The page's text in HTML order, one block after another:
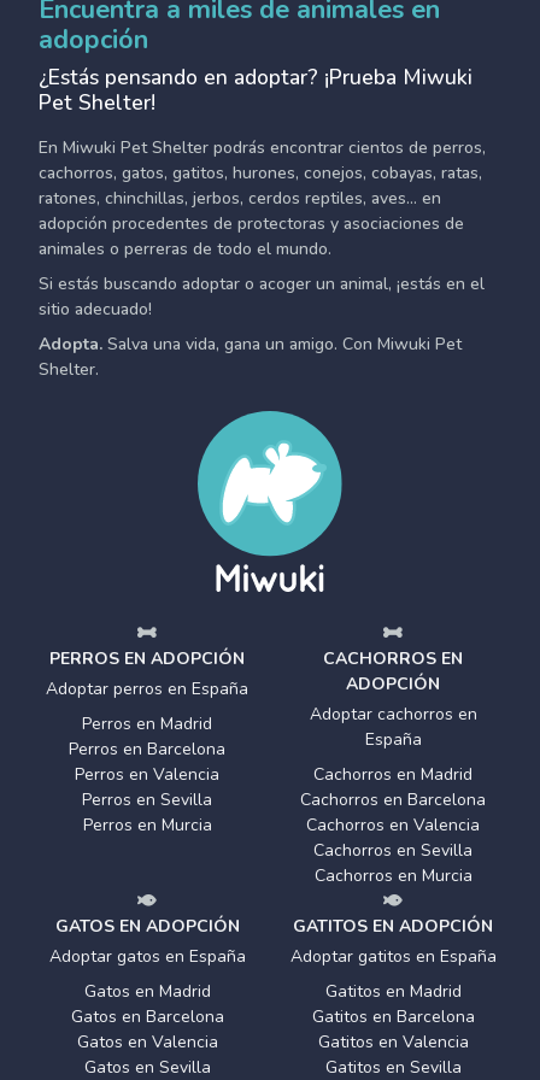
Encuentra a miles de animales en
adopción
¿Estás pensando en adoptar? ¡Prueba Miwuki
Pet Shelter!
En Miwuki Pet Shelter podrás encontrar cientos de perros,
cachorros, gatos, gatitos, hurones, conejos, cobayas, ratas,
ratones, chinchillas, jerbos, cerdos reptiles, aves... en
adopción procedentes de protectoras y asociaciones de
animales o perreras de todo el mundo.
Si estás buscando adoptar o acoger un animal, ¡estás en el
sitio adecuado!
Adopta. Salva una vida, gana un amigo. Con Miwuki Pet
Shelter.
PERROS EN ADOPCIÓN
Adoptar perros en España
Perros en Madrid
Perros en Barcelona
Perros en Valencia
Perros en Sevilla
Perros en Murcia
CACHORROS EN
ADOPCIÓN
Adoptar cachorros en
España
Cachorros en Madrid
Cachorros en Barcelona
Cachorros en Valencia
Cachorros en Sevilla
Cachorros en Murcia
GATOS EN ADOPCIÓN
Adoptar gatos en España
Gatos en Madrid
Gatos en Barcelona
Gatos en Valencia
Gatos en Sevilla
GATITOS EN ADOPCIÓN
Adoptar gatitos en España
Gatitos en Madrid
Gatitos en Barcelona
Gatitos en Valencia
Gatitos en Sevilla